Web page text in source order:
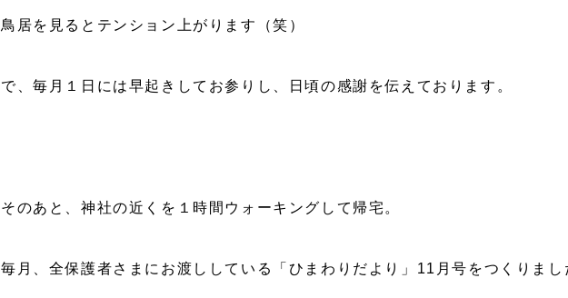
鳥居を見るとテンション上がります（笑）
で、毎月１日には早起きしてお参りし、日頃の感謝を伝えております。
そのあと、神社の近くを１時間ウォーキングして帰宅。
毎月、全保護者さまにお渡ししている「ひまわりだより」11月号をつくりまし